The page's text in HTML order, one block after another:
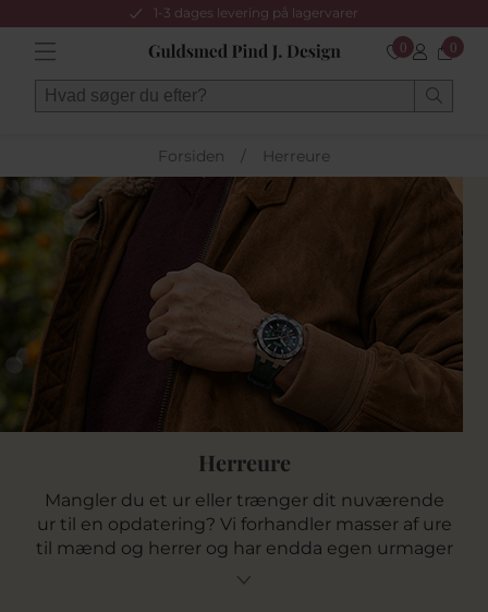
1-3 dages levering på lagervarer
0 0
Forsiden / Herreure
Herreure
Mangler du et ur eller trænger dit nuværende
ur til en opdatering? Vi forhandler masser af ure
til mænd og herrer og har endda egen urmager
på adressen til at hjælpe hvis du skal have